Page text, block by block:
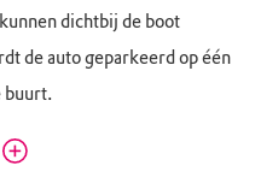
dichtbij de boot
de auto geparkeerd op één
buurt.